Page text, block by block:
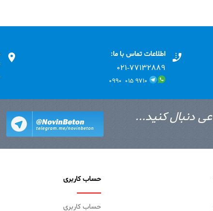
اطلاعات تماس با ما:
۰۲۱-۷۷۱٣۲۸۸۹
۹۷۱۰ ۰۱۵ ۰۹۹۰
دنبال کنید...
حساب کاربری
حساب کاربری